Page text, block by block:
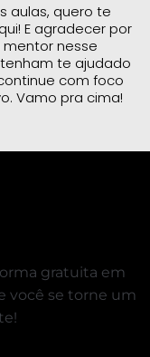
aulas, quero te
E agradecer por
nesse
te ajudado
com foco
Vamo pra cima!
gratuita em
você se torne um